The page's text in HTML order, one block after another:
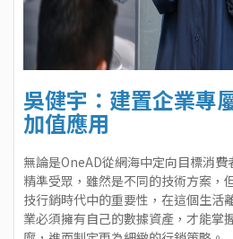
吳健宇：建置企業專
加值應用
無論是OneAD從網海中定向目標消
精準受眾，雖然是不同的技術方案，
技行銷時代中的重要性，在這個生活
業必須擁有自己的數據資產，才能掌